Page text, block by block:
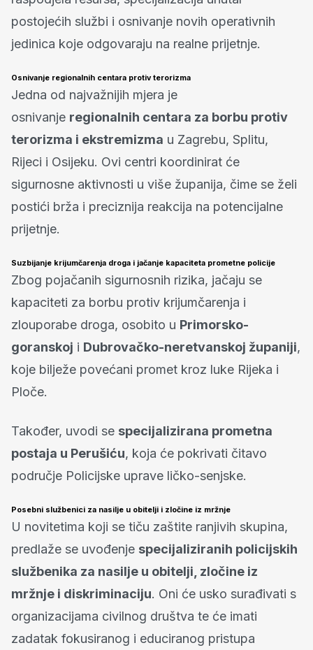
postojećih službi i osnivanje novih operativnih
jedinica koje odgovaraju na realne prijetnje.
Osnivanje regionalnih centara protiv terorizma
Jedna od najvažnijih mjera je
osnivanje regionalnih centara za borbu protiv
terorizma i ekstremizma u Zagrebu, Splitu,
Rijeci i Osijeku. Ovi centri koordinirat će
sigurnosne aktivnosti u više županija, čime se želi
postići brža i preciznija reakcija na potencijalne
prijetnje.
Suzbijanje krijumčarenja droga i jačanje kapaciteta prometne policije
Zbog pojačanih sigurnosnih rizika, jačaju se
kapaciteti za borbu protiv krijumčarenja i
zlouporabe droga, osobito u Primorsko-
goranskoj i Dubrovačko-neretvanskoj županiji,
koje bilježe povećani promet kroz luke Rijeka i
Ploče.
Također, uvodi se specijalizirana prometna
postaja u Perušiću, koja će pokrivati čitavo
područje Policijske uprave ličko-senjske.
Posebni službenici za nasilje u obitelji i zločine iz mržnje
U novitetima koji se tiču zaštite ranjivih skupina,
predlaže se uvođenje specijaliziranih policijskih
službenika za nasilje u obitelji, zločine iz
mržnje i diskriminaciju. Oni će usko surađivati s
organizacijama civilnog društva te će imati
zadatak fokusiranog i educiranog pristupa